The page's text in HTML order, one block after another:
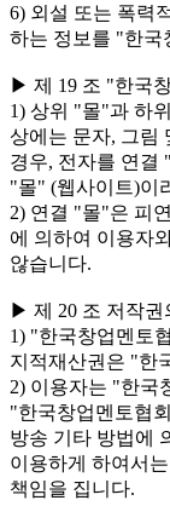
6) 외설 또는 폭력
하는 정보를 "한국
▶ 제 19 조 "한국
1) 상위 "몰"과 하
상에는 문자, 그림
경우, 전자를 연결
"몰" (웹사이트)이
2) 연결 "몰"은 피
에 의하여 이용자
않습니다.
▶ 제 20 조 저작권
1) "한국창업멘토
지적재산권은 "한
2) 이용자는 "한국
"한국창업멘토협
방송 기타 방법에
이용하게 하여서
책임을 집니다.